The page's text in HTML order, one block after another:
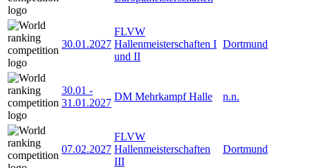
30.01.2027
FLVW
Hallenmeisterschaften I
und II
Dortmund
30.01 -
31.01.2027
DM Mehrkampf Halle n.n.
07.02.2027
FLVW
Hallenmeisterschaften
III
Dortmund